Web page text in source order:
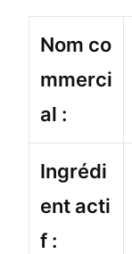
Nom co
mmerci
al :
Ingrédi
ent acti
f :